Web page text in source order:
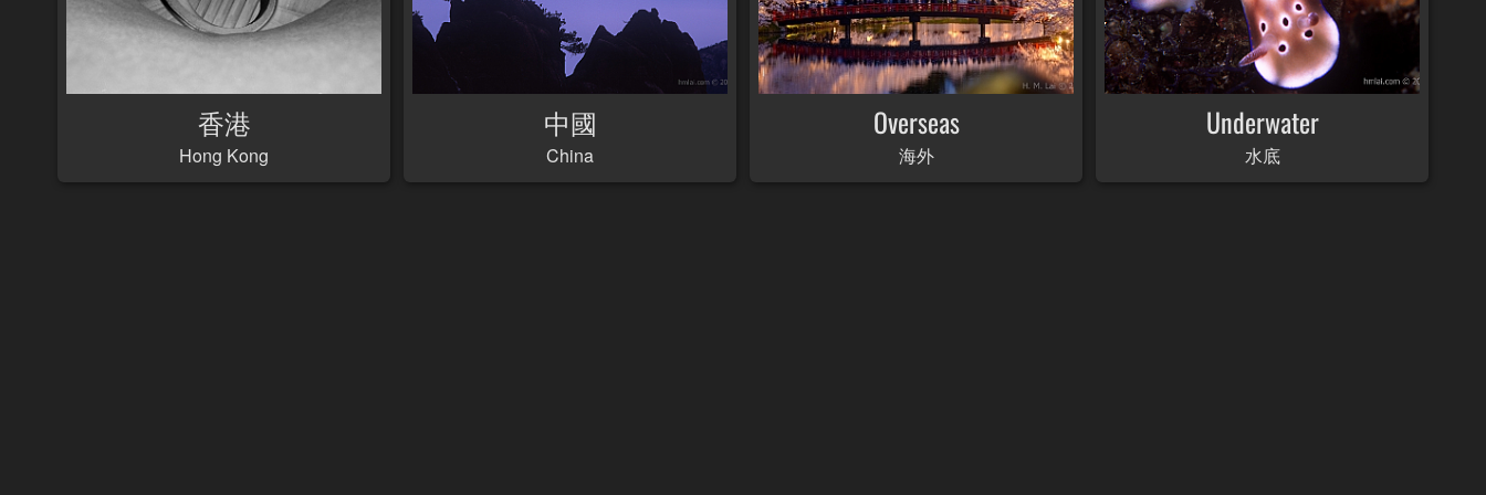
香港
Hong Kong
中國
China
Overseas
海外
Underwater
水底